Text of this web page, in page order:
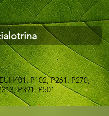
P102, P261, P270,
P391, P501